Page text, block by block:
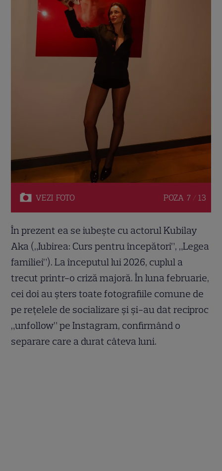
VEZI FOTO POZA 7 / 13
În prezent ea se iubește cu actorul Kubilay
Aka („Iubirea: Curs pentru începători”, „Legea
familiei”). La începutul lui 2026, cuplul a
trecut printr-o criză majoră. În luna februarie,
cei doi au șters toate fotografiile comune de
pe rețelele de socializare și și-au dat reciproc
„unfollow” pe Instagram, confirmând o
separare care a durat câteva luni.